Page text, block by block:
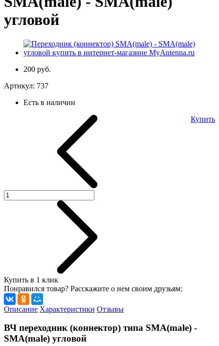
угловой
200 руб.
Артикул: 737
Есть в наличии
Купить
Купить в 1 клик
Понравился товар? Расскажите о нем своим друзьям:
Описание Характеристики Отзывы
ВЧ переходник (коннектор) типа SMA(male) -
SMA(male) угловой